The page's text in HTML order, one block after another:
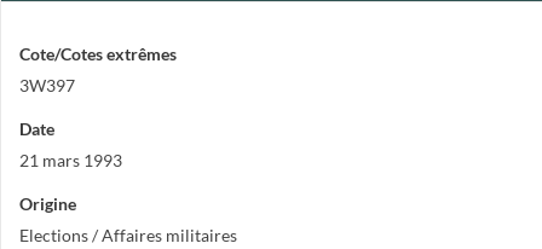
Cote/Cotes extrêmes
3W397
Date
21 mars 1993
Origine
Elections / Affaires militaires